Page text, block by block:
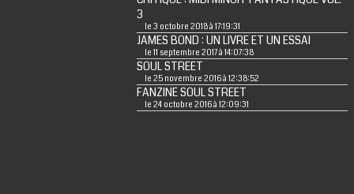
3
le 3 octobre 2018 à 17:19:31
JAMES BOND : UN LIVRE ET UN ESSAI
le 11 septembre 2017 à 14:07:38
SOUL STREET
le 25 novembre 2016 à 12:38:52
FANZINE SOUL STREET
le 24 octobre 2016 à 12:09:31